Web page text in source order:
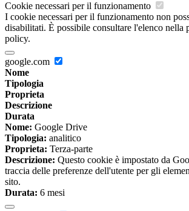
Cookie necessari per il funzionamento
I cookie necessari per il funzionamento non
disabilitati. È possibile consultare l'elenco nella
policy.
google.com
Nome
Tipologia
Proprieta
Descrizione
Durata
Nome: Google Drive
Tipologia: analitico
Proprieta: Terza-parte
Descrizione: Questo cookie è impostato da
traccia delle preferenze dell'utente per gli
sito.
Durata: 6 mesi